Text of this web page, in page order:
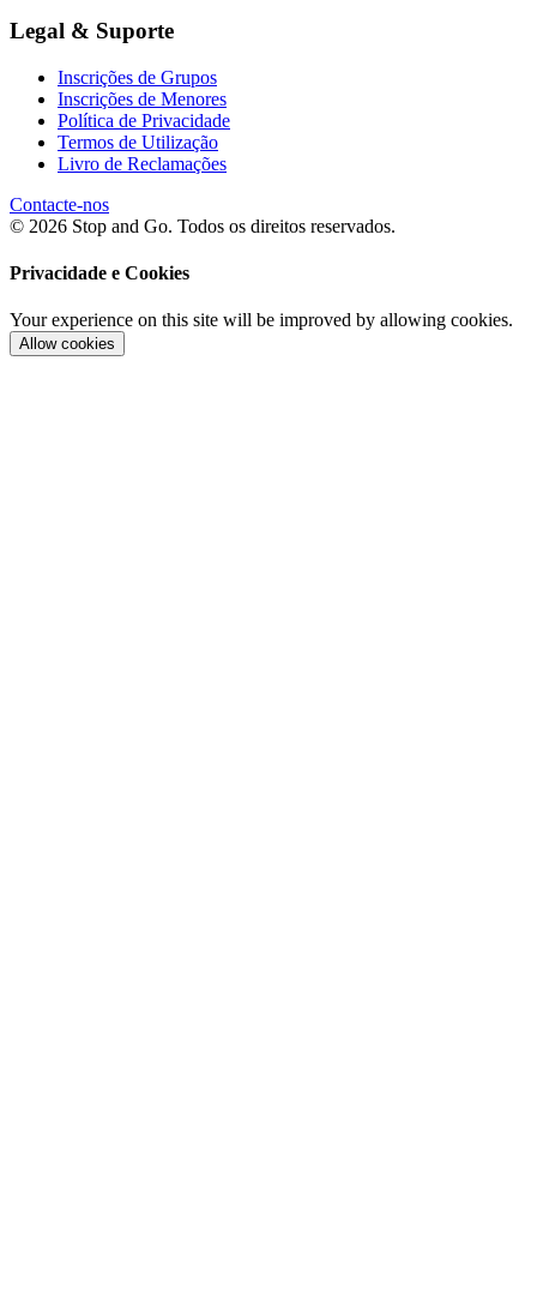
Legal & Suporte
Inscrições de Grupos
Inscrições de Menores
Política de Privacidade
Termos de Utilização
Livro de Reclamações
Contacte-nos
© 2026 Stop and Go. Todos os direitos reservados.
Privacidade e Cookies
Your experience on this site will be improved by allowing cookies.
Allow cookies